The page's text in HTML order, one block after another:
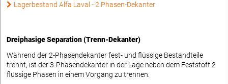
Lagerbestand Alfa Laval - 2 Phasen-Dekanter
Dreiphasige Separation (Trenn-Dekanter)
Während der 2-Phasendekanter fest- und flüssige Bestandteile
trennt, ist der 3-Phasendekanter in der Lage neben dem Feststoff 2
flüssige Phasen in einem Vorgang zu trennen.